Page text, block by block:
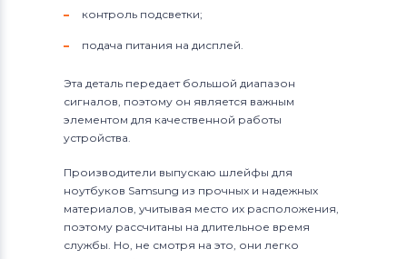
контроль подсветки;
подача питания на дисплей.
Эта деталь передает большой диапазон
сигналов, поэтому он является важным
элементом для качественной работы
устройства.
Производители выпускаю шлейфы для
ноутбуков Samsung из прочных и надежных
материалов, учитывая место их расположения,
поэтому рассчитаны на длительное время
службы. Но, не смотря на это, они легко